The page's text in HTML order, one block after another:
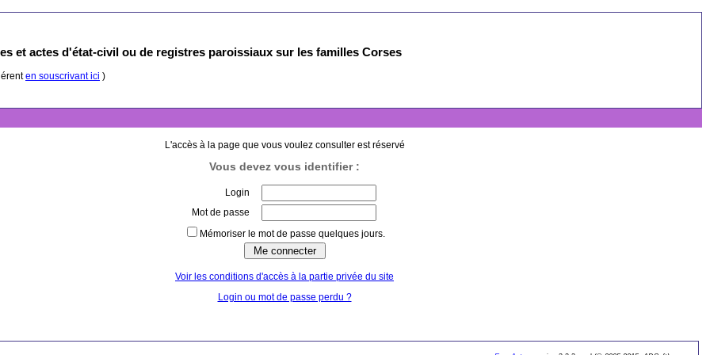
et actes d'état-civil ou de registres paroissiaux sur les familles Corses
en souscrivant ici )
L'accès à la page que vous voulez consulter est réservé
Vous devez vous identifier :
Login
Mot de passe
Mémoriser le mot de passe quelques jours.
Voir les conditions d'accès à la partie privée du site
Login ou mot de passe perdu ?